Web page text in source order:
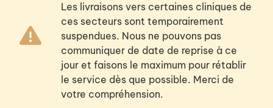
Les livraisons vers certaines cliniques de
ces secteurs sont temporairement
suspendues. Nous ne pouvons pas
communiquer de date de reprise à ce
jour et faisons le maximum pour rétablir
le service dès que possible. Merci de
votre compréhension.